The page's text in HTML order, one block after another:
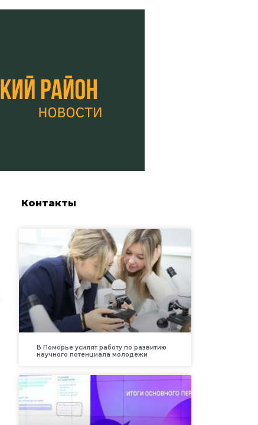
Контакты
В Поморье усилят работу по развитию
научного потенциала молодежи